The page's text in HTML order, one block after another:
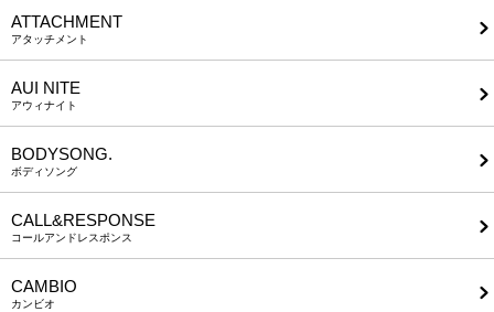
ATTACHMENT
アタッチメント
AUI NITE
アウィナイト
BODYSONG.
ボディソング
CALL&RESPONSE
コールアンドレスポンス
CAMBIO
カンビオ